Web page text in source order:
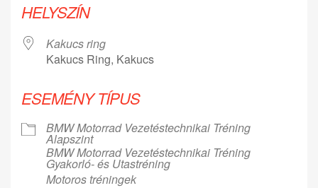
HELYSZÍN
Kakucs ring
Kakucs Ring, Kakucs
ESEMÉNY TÍPUS
BMW Motorrad Vezetéstechnikai Tréning
Alapszint
BMW Motorrad Vezetéstechnikai Tréning
Gyakorló- és Utastréning
Motoros tréningek